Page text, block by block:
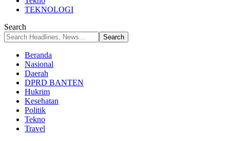
TEKNOLOGI
Search
Beranda
Nasional
Daerah
DPRD BANTEN
Hukrim
Kesehatan
Politik
Tekno
Travel